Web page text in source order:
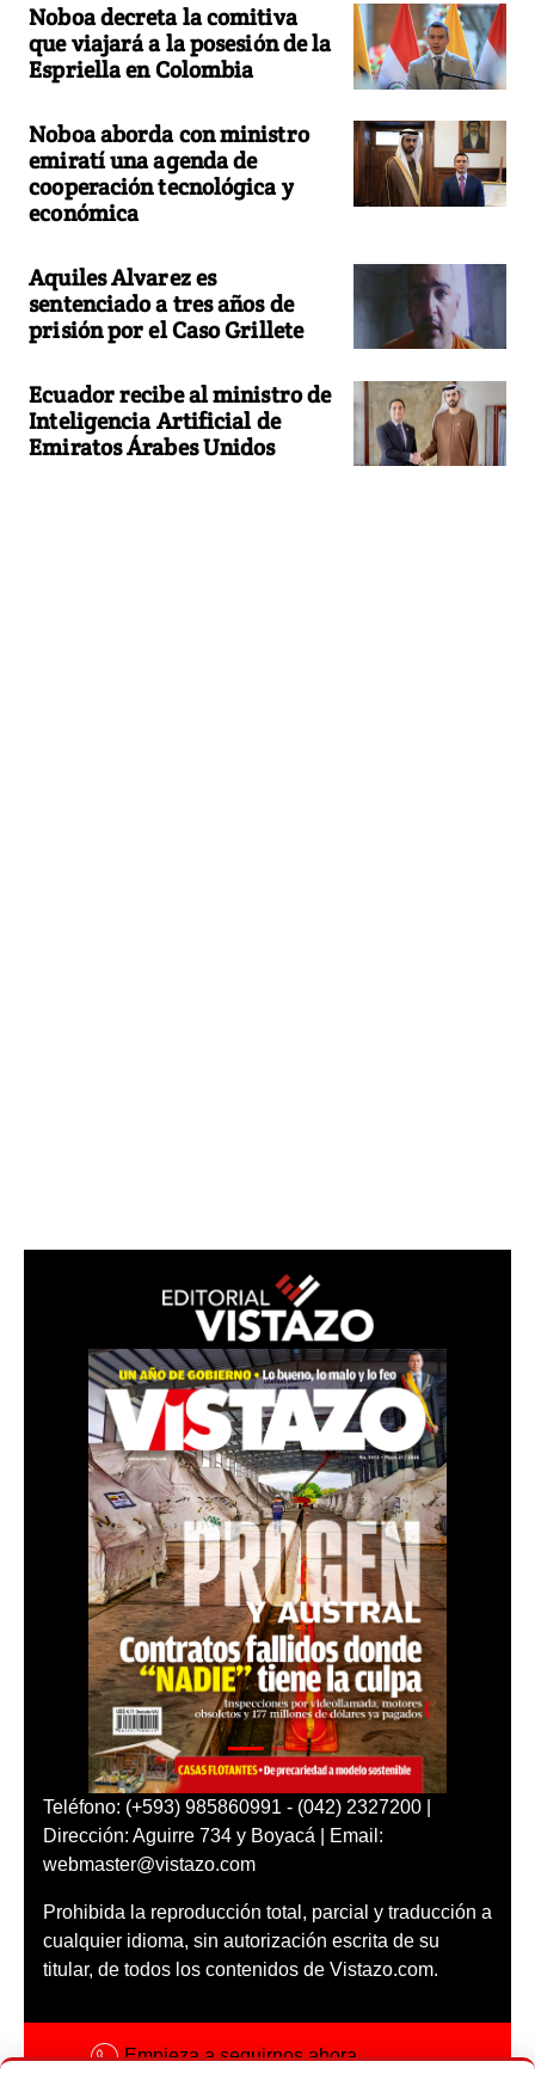
Noboa decreta la comitiva
que viajará a la posesión de la
Espriella en Colombia
Noboa aborda con ministro
emiratí una agenda de
cooperación tecnológica y
económica
Aquiles Alvarez es
sentenciado a tres años de
prisión por el Caso Grillete
Ecuador recibe al ministro de
Inteligencia Artificial de
Emiratos Árabes Unidos
Teléfono: (+593) 985860991 - (042) 2327200 |
Dirección: Aguirre 734 y Boyacá | Email:
webmaster@vistazo.com
Prohibida la reproducción total, parcial y traducción a
cualquier idioma, sin autorización escrita de su
titular, de todos los contenidos de Vistazo.com.
Empieza a seguirnos ahora